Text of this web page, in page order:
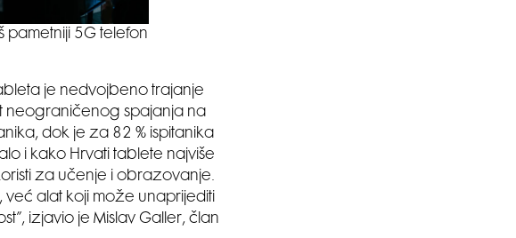
pametniji 5G telefon
je nedvojbeno trajanje
neograničenog spajanja na
dok je za 82 % ispitanika
i kako Hrvati tablete najviše
za učenje i obrazovanje.
alat koji može unaprijediti
izjavio je Mislav Galler, član